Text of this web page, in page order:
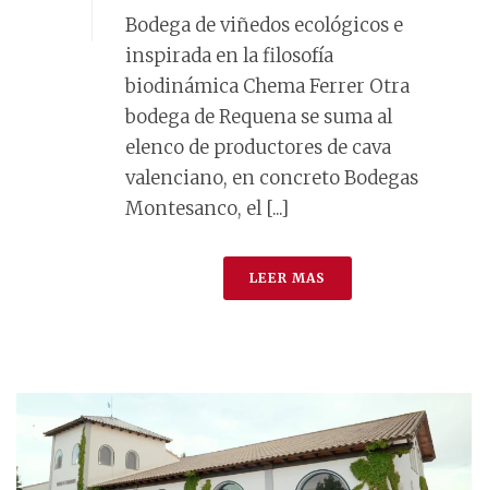
Bodega de viñedos ecológicos e
inspirada en la filosofía
biodinámica Chema Ferrer Otra
bodega de Requena se suma al
elenco de productores de cava
valenciano, en concreto Bodegas
Montesanco, el [...]
LEER MAS